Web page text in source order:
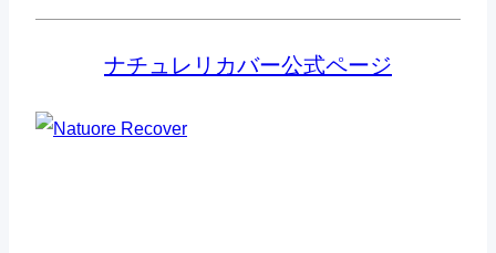
ナチュレリカバー公式ページ